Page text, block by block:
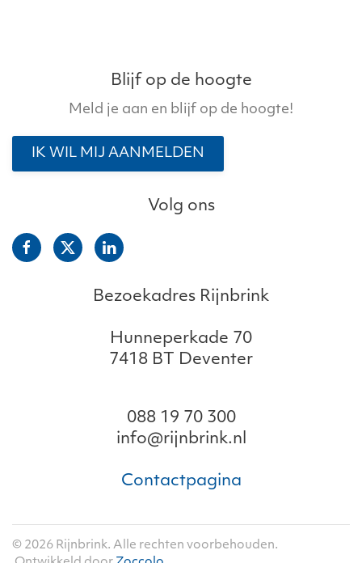
Blijf op de hoogte
Meld je aan en blijf op de hoogte!
IK WIL MIJ AANMELDEN
Volg ons
Bezoekadres Rijnbrink
Hunneperkade 70
7418 BT Deventer
088 19 70 300
info@rijnbrink.nl
Contactpagina
© 2026 Rijnbrink. Alle rechten voorbehouden.